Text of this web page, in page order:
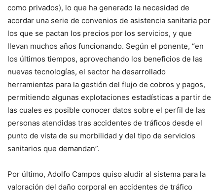
como privados), lo que ha generado la necesidad de
acordar una serie de convenios de asistencia sanitaria por
los que se pactan los precios por los servicios, y que
llevan muchos años funcionando. Según el ponente, “en
los últimos tiempos, aprovechando los beneficios de las
nuevas tecnologías, el sector ha desarrollado
herramientas para la gestión del flujo de cobros y pagos,
permitiendo algunas explotaciones estadísticas a partir de
las cuales es posible conocer datos sobre el perfil de las
personas atendidas tras accidentes de tráficos desde el
punto de vista de su morbilidad y del tipo de servicios
sanitarios que demandan”.
Por último, Adolfo Campos quiso aludir al sistema para la
valoración del daño corporal en accidentes de tráfico